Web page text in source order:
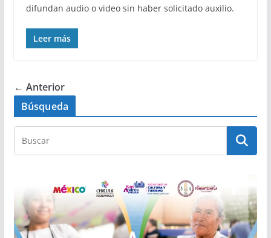
difundan audio o video sin haber solicitado auxilio.
Leer más
← Anterior
Búsqueda